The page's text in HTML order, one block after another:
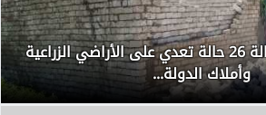
محافظ أسيوط : إزالة 26 حالة تعدي على الأراضي الزراعية
وأملاك الدولة...